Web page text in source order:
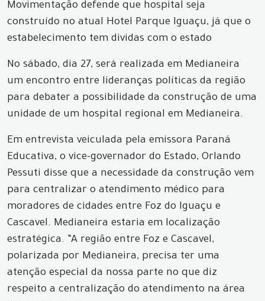
Movimentação defende que hospital seja
construído no atual Hotel Parque Iguaçu, já que o
estabelecimento tem dividas com o estado
No sábado, dia 27, será realizada em Medianeira
um encontro entre lideranças políticas da região
para debater a possibilidade da construção de uma
unidade de um hospital regional em Medianeira.
Em entrevista veiculada pela emissora Paraná
Educativa, o vice-governador do Estado, Orlando
Pessuti disse que a necessidade da construção vem
para centralizar o atendimento médico para
moradores de cidades entre Foz do Iguaçu e
Cascavel. Medianeira estaria em localização
estratégica. “A região entre Foz e Cascavel,
polarizada por Medianeira, precisa ter uma
atenção especial da nossa parte no que diz
respeito a centralização do atendimento na área